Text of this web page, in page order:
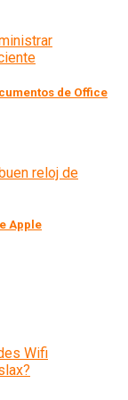
de Office
Apple